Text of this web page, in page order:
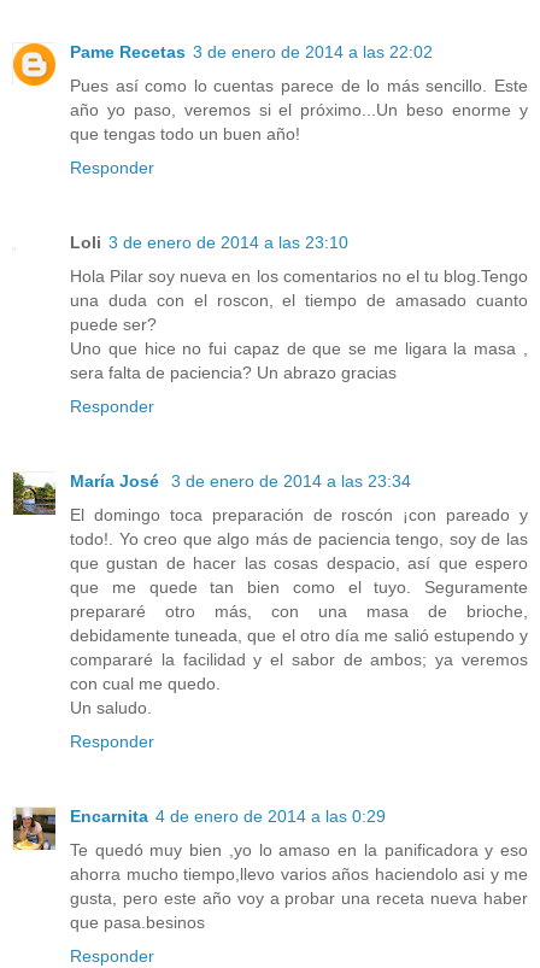
Pame Recetas 3 de enero de 2014 a las 22:02
Pues así como lo cuentas parece de lo más sencillo. Este
año yo paso, veremos si el próximo...Un beso enorme y
que tengas todo un buen año!
Responder
Loli 3 de enero de 2014 a las 23:10
Hola Pilar soy nueva en los comentarios no el tu blog.Tengo
una duda con el roscon, el tiempo de amasado cuanto
puede ser?
Uno que hice no fui capaz de que se me ligara la masa ,
sera falta de paciencia? Un abrazo gracias
Responder
María José
3 de enero de 2014 a las 23:34
El domingo toca preparación de roscón ¡con pareado y
todo!. Yo creo que algo más de paciencia tengo, soy de las
que gustan de hacer las cosas despacio, así que espero
que me quede tan bien como el tuyo. Seguramente
prepararé otro más, con una masa de brioche,
debidamente tuneada, que el otro día me salió estupendo y
compararé la facilidad y el sabor de ambos; ya veremos
con cual me quedo.
Un saludo.
Responder
Encarnita 4 de enero de 2014 a las 0:29
Te quedó muy bien ,yo lo amaso en la panificadora y eso
ahorra mucho tiempo,llevo varios años haciendolo asi y me
gusta, pero este año voy a probar una receta nueva haber
que pasa.besinos
Responder